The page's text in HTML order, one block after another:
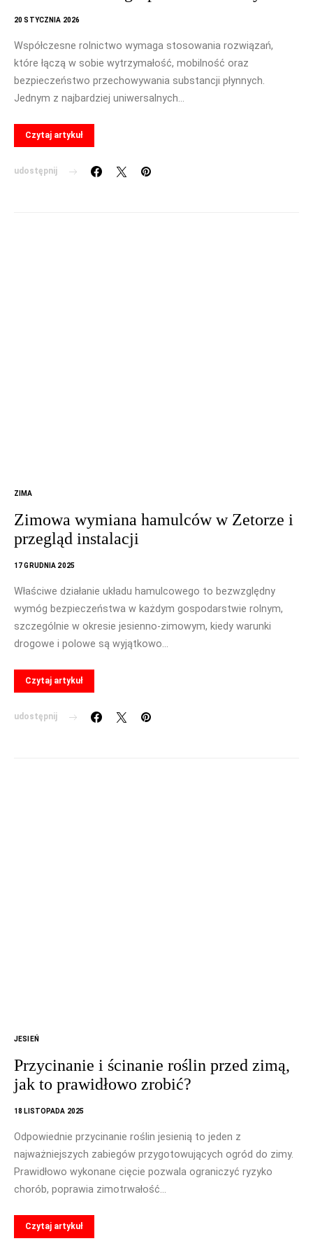
20 STYCZNIA 2026
Współczesne rolnictwo wymaga stosowania rozwiązań,
które łączą w sobie wytrzymałość, mobilność oraz
bezpieczeństwo przechowywania substancji płynnych.
Jednym z najbardziej uniwersalnych…
Czytaj artykuł
udostępnij
ZIMA
Zimowa wymiana hamulców w Zetorze i
przegląd instalacji
17 GRUDNIA 2025
Właściwe działanie układu hamulcowego to bezwzględny
wymóg bezpieczeństwa w każdym gospodarstwie rolnym,
szczególnie w okresie jesienno-zimowym, kiedy warunki
drogowe i polowe są wyjątkowo…
Czytaj artykuł
udostępnij
JESIEŃ
Przycinanie i ścinanie roślin przed zimą,
jak to prawidłowo zrobić?
18 LISTOPADA 2025
Odpowiednie przycinanie roślin jesienią to jeden z
najważniejszych zabiegów przygotowujących ogród do zimy.
Prawidłowo wykonane cięcie pozwala ograniczyć ryzyko
chorób, poprawia zimotrwałość…
Czytaj artykuł